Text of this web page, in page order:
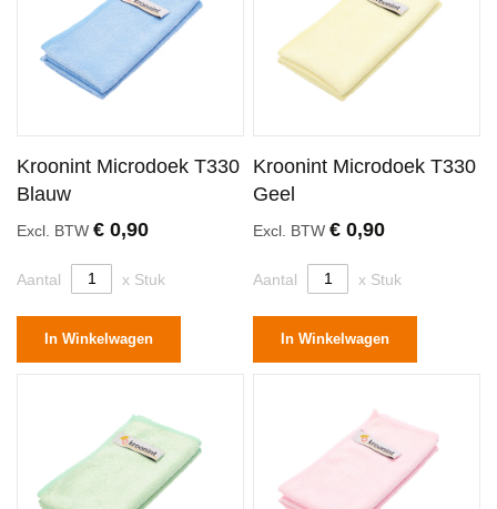
Kroonint Microdoek T330
Blauw
Excl. BTW € 0,90
Aantal x Stuk
In Winkelwagen
Kroonint Microdoek T330
Geel
Excl. BTW€ 0,90
Aantal x Stuk
In Winkelwagen